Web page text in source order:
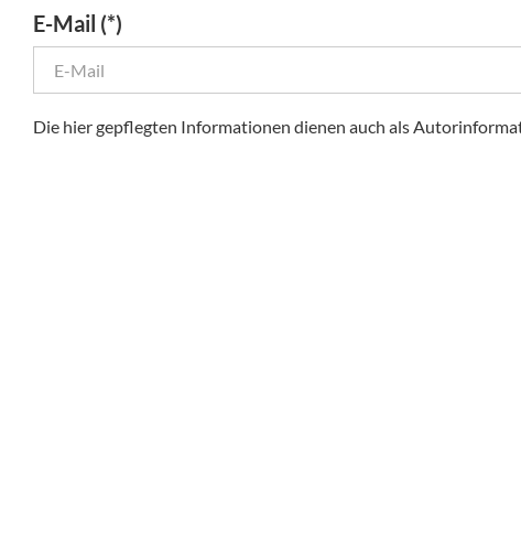
E-Mail (*)
Die hier gepflegten Informationen dienen auch als